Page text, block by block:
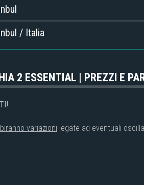
/ Italia
2 ESSENTIAL | PREZZI E
variazioni legate ad eventuali